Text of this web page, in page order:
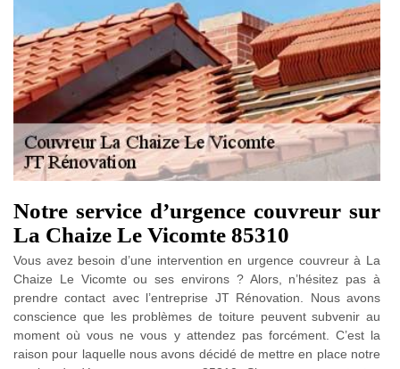
Notre service d’urgence couvreur sur
La Chaize Le Vicomte 85310
Vous avez besoin d’une intervention en urgence couvreur à La
Chaize Le Vicomte ou ses environs ? Alors, n’hésitez pas à
prendre contact avec l’entreprise JT Rénovation. Nous avons
conscience que les problèmes de toiture peuvent subvenir au
moment où vous ne vous y attendez pas forcément. C’est la
raison pour laquelle nous avons décidé de mettre en place notre